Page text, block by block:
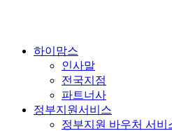
하이맘스
인사말
전국지점
파트너사
정부지원서비스
정부지원 바우처 서비